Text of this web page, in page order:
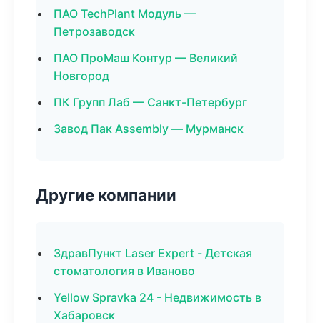
ПАО TechPlant Модуль —
Петрозаводск
ПАО ПроМаш Контур — Великий
Новгород
ПК Групп Лаб — Санкт-Петербург
Завод Пак Assembly — Мурманск
Другие компании
ЗдравПункт Laser Expert - Детская
стоматология в Иваново
Yellow Spravka 24 - Недвижимость в
Хабаровск